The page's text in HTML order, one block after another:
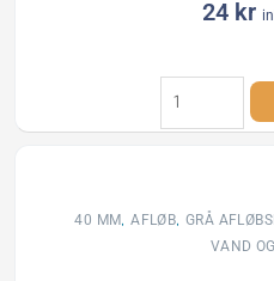
24 kr
Rør
PP
40-
afløbsrør
40 MM,AFLØB, GRÅ
VAND